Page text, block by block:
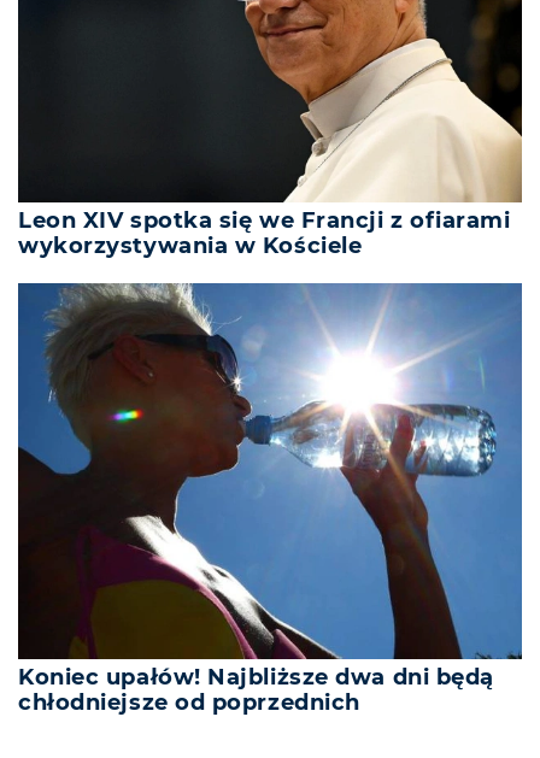
Leon XIV spotka się we Francji z ofiarami
wykorzystywania w Kościele
Koniec upałów! Najbliższe dwa dni będą
chłodniejsze od poprzednich